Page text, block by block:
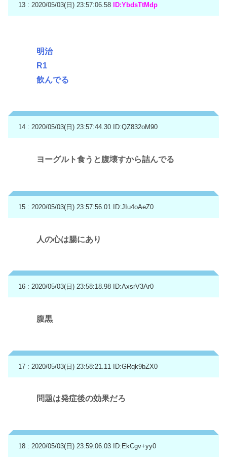
13 : 2020/05/03(日) 23:57:06.58 ID:YbdsTtMdp
明治
R1
飲んでる
14 : 2020/05/03(日) 23:57:44.30 ID:QZ832oM90
ヨーグルト食うと腹壊すから詰んでる
15 : 2020/05/03(日) 23:57:56.01 ID:JIu4oAeZ0
人の心は腸にあり
16 : 2020/05/03(日) 23:58:18.98 ID:AxsrV3Ar0
腹黒
17 : 2020/05/03(日) 23:58:21.11 ID:GRqk9bZX0
問題は発症後の効果だろ
18 : 2020/05/03(日) 23:59:06.03 ID:EkCgv+yy0